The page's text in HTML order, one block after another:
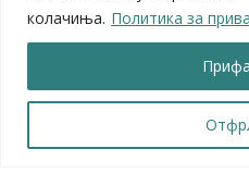
колачиња. Политика за
Собрание на Република
Министерство за финансии
Министерство за локална
Министерство за дигитална
Министерство за јавна
Министерство за